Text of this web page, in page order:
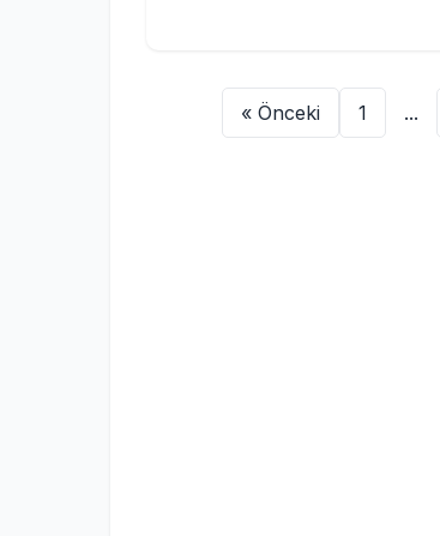
« Önceki 1 ...